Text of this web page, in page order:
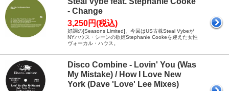
- Change
3,250円(税込)
好調の[Seasons Limited]、今回はUS古株Steal Vybeが
NYハウス・シーンの歌姫Stephanie Cookeを迎えた女性
ヴォーカル・ハウス。
Disco Combine - Lovin' You (Was
My Mistake) / How I Love New
York (Dave 'Love' Lee Mixes)